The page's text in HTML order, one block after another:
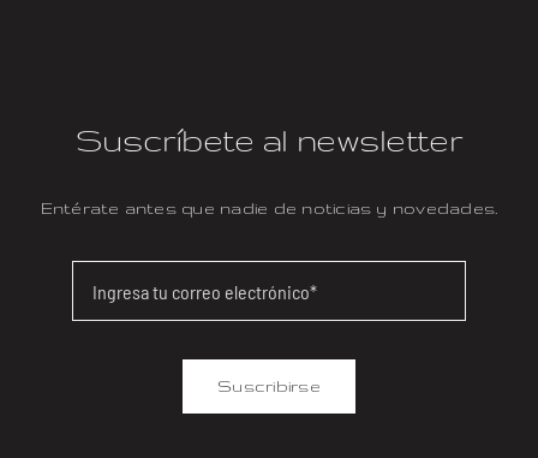
Suscríbete al newsletter
Entérate antes que nadie de noticias y novedades.
Suscribirse